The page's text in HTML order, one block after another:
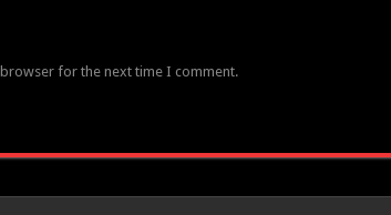
for the next time I comment.